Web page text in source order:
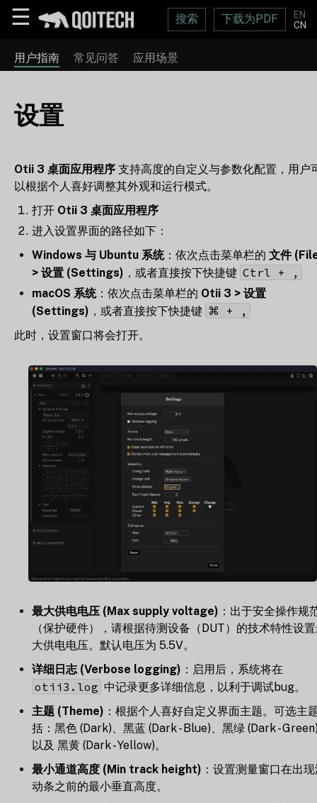
☰ 搜索 下载为PDF
EN
CN
用户指南 常见问答 应用场景
设置
Otii 3 桌面应用程序 支持高度的自定义与参数化配置，用户
以根据个人喜好调整其外观和运行模式。
打开 Otii 3 桌面应用程序
进入设置界面的路径如下：
Windows 与 Ubuntu 系统：依次点击菜单栏的 文件
> 设置 (Settings) ，或者直接按下快捷键 Ctrl + ,
macOS 系统：依次点击菜单栏的 Otii 3 > 设置
(Settings) ，或者直接按下快捷键 ⌘ + ,
此时，设置窗口将会打开。
最大供电电压 (Max supply voltage) ：出于安全操作规
（保护硬件），请根据待测设备（DUT）的技术特性设
大供电电压。默认电压为 5.5V。
详细日志 (Verbose logging) ：启用后，系统将在
otii3.log 中记录更多详细信息，以利于调试bug。
主题 (Theme) ：根据个人喜好自定义界面主题。可选主
括：黑色 (Dark)、黑蓝 (Dark - Blue)、黑绿 (Dark -
以及 黑黄 (Dark - Yellow)。
最小通道高度 (Min track height) ：设置测量窗口在出
动条之前的最小垂直高度。